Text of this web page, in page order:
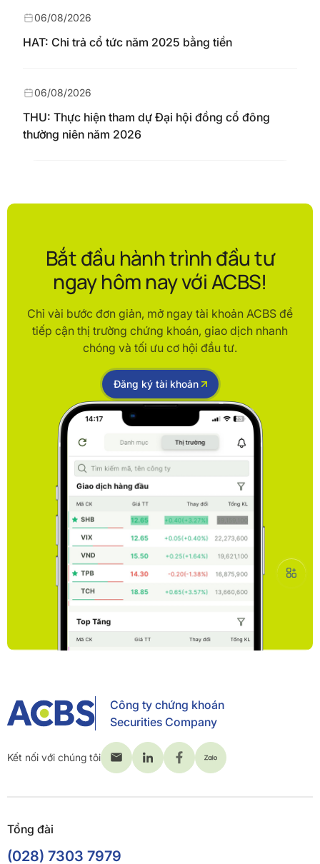
HAT: Chi trả cổ tức năm 2025 bằng tiền
06/08/2026
THU: Thực hiện tham dự Đại hội đồng cổ đông
thường niên năm 2026
06/08/2026
Bắt đầu hành trình đầu tư
ngay hôm nay với ACBS!
Chỉ vài bước đơn giản, mở ngay tài khoản ACBS để
tiếp cận thị trường chứng khoán, giao dịch nhanh
chóng và tối ưu cơ hội đầu tư.
Đăng ký tài khoản
Công ty chứng khoán
Securities Company
Kết nối với chúng tôi
Tổng đài
(028) 7303 7979